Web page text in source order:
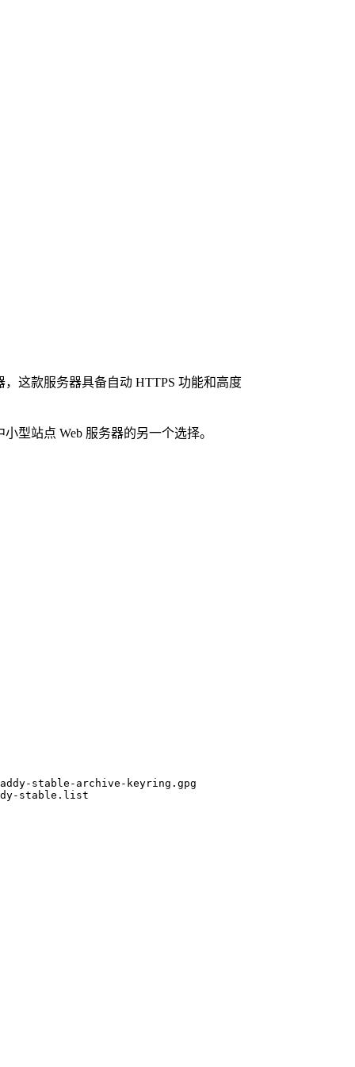
，这款服务器具备自动 HTTPS 功能和高度
型站点 Web 服务器的另一个选择。
stable-archive-keyring.gpg
stable.list